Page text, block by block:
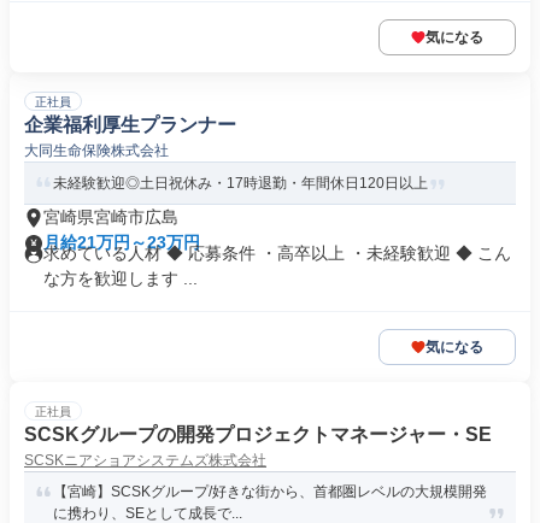
気になる
正社員
企業福利厚生プランナー
大同生命保険株式会社
未経験歓迎◎土日祝休み・17時退勤・年間休日120日以上
宮崎県宮崎市広島
月給21万円～23万円
求めている人材 ◆ 応募条件 ・高卒以上 ・未経験歓迎 ◆ こん
な方を歓迎します ...
気になる
正社員
SCSKグループの開発プロジェクトマネージャー・SE
SCSKニアショアシステムズ株式会社
【宮崎】SCSKグループ/好きな街から、首都圏レベルの大規模開発
に携わり、SEとして成長で...